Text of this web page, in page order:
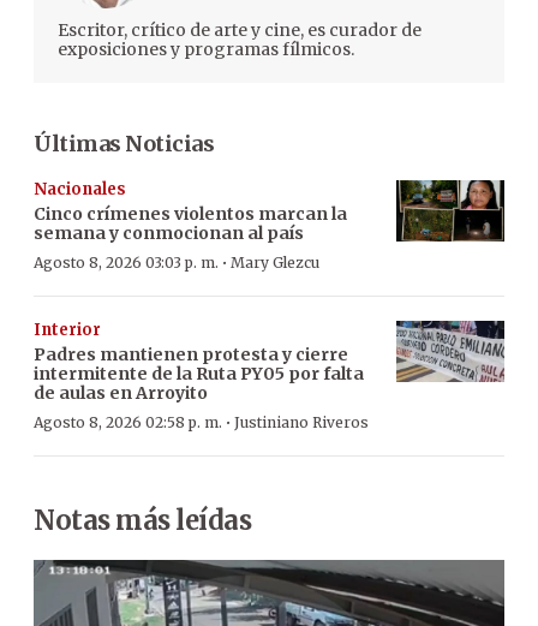
Escritor, crítico de arte y cine, es curador de
exposiciones y programas fílmicos.
Últimas Noticias
Nacionales
Cinco crímenes violentos marcan la
semana y conmocionan al país
Agosto 8, 2026 03:03 p. m. · Mary Glezcu
Interior
Padres mantienen protesta y cierre
intermitente de la Ruta PY05 por falta
de aulas en Arroyito
Agosto 8, 2026 02:58 p. m. · Justiniano Riveros
Notas más leídas